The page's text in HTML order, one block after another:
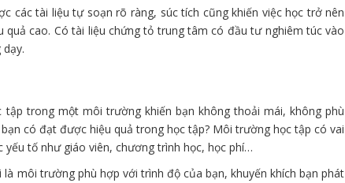
các tài liệu tự soạn rõ ràng, súc tích cũng khiến việc học trở nên
quả cao. Có tài liệu chứng tỏ trung tâm có đầu tư nghiêm túc vào
tập trong một môi trường khiến bạn không thoải mái, không phù
có đạt được hiệu quả trong học tập? Môi trường học tập có vai
tố như giáo viên, chương trình học, học phí…
môi trường phù hợp với trình độ của bạn, khuyến khích bạn phát